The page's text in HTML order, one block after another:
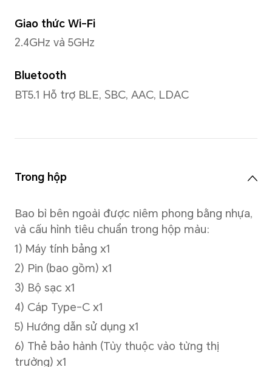
Mô hình CPU
Nền tảng di động
4xCortex-A73 2,8 GHz +
GHz
Hệ điều hành